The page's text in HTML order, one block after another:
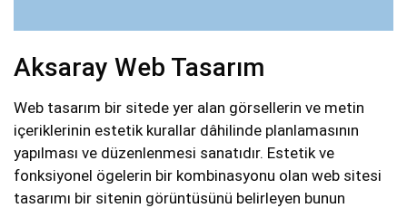
Aksaray Web Tasarım
Web tasarım bir sitede yer alan görsellerin ve metin
içeriklerinin estetik kurallar dâhilinde planlamasının
yapılması ve düzenlenmesi sanatıdır. Estetik ve
fonksiyonel ögelerin bir kombinasyonu olan web sitesi
tasarımı bir sitenin görüntüsünü belirleyen bunun